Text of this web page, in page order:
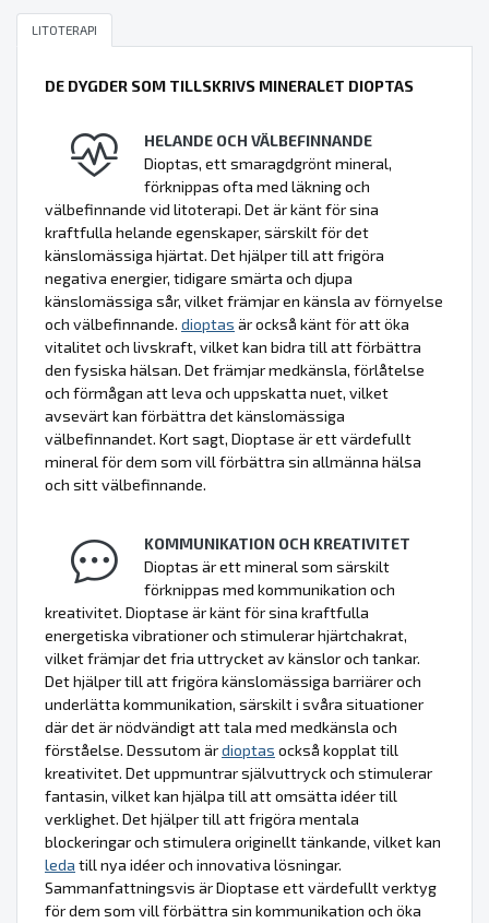
LITOTERAPI
DE DYGDER SOM TILLSKRIVS MINERALET DIOPTAS
HELANDE OCH VÄLBEFINNANDE
Dioptas, ett smaragdgrönt mineral,
förknippas ofta med läkning och
välbefinnande vid litoterapi. Det är känt för sina
kraftfulla helande egenskaper, särskilt för det
känslomässiga hjärtat. Det hjälper till att frigöra
negativa energier, tidigare smärta och djupa
känslomässiga sår, vilket främjar en känsla av förnyelse
och välbefinnande. dioptas är också känt för att öka
vitalitet och livskraft, vilket kan bidra till att förbättra
den fysiska hälsan. Det främjar medkänsla, förlåtelse
och förmågan att leva och uppskatta nuet, vilket
avsevärt kan förbättra det känslomässiga
välbefinnandet. Kort sagt, Dioptase är ett värdefullt
mineral för dem som vill förbättra sin allmänna hälsa
och sitt välbefinnande.
KOMMUNIKATION OCH KREATIVITET
Dioptas är ett mineral som särskilt
förknippas med kommunikation och
kreativitet. Dioptase är känt för sina kraftfulla
energetiska vibrationer och stimulerar hjärtchakrat,
vilket främjar det fria uttrycket av känslor och tankar.
Det hjälper till att frigöra känslomässiga barriärer och
underlätta kommunikation, särskilt i svåra situationer
där det är nödvändigt att tala med medkänsla och
förståelse. Dessutom ärdioptas också kopplat till
kreativitet. Det uppmuntrar självuttryck och stimulerar
fantasin, vilket kan hjälpa till att omsätta idéer till
verklighet. Det hjälper till att frigöra mentala
blockeringar och stimulera originellt tänkande, vilket kan
leda till nya idéer och innovativa lösningar.
Sammanfattningsvis är Dioptase ett värdefullt verktyg
för dem som vill förbättra sin kommunikation och öka